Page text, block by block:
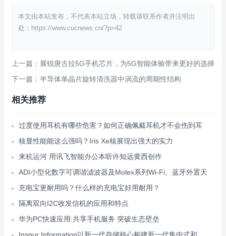
本文由本站发布，不代表本站立场，转载请联系作者并注明出
处：https://www.cucnews.cn/?p=42
上一篇：展锐唐古拉5G手机芯片，为5G智能体验带来更好的选择
下一篇：半导体单晶片旋转清洗器中涡流的周期性结构
相关推荐
过度使用耳机有哪些危害？如何正确佩戴耳机才不会伤到耳
核显性能能这么强吗？Iris Xe核展现出强大的实力
来杭运河 用讯飞智能办公本听许知远黄西创作
ADI小型化数字可调谐滤波器及Molex系列Wi-Fi、蓝牙外置天
充电宝更耐用吗？什么样的充电宝好用耐用？
隔离双向I2C收发信机的应用和特点
华为PC快速应用:共享手机服务 突破生态壁垒